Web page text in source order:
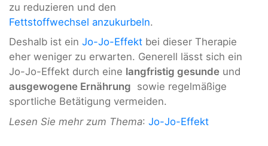
zu reduzieren und den
Fettstoffwechsel anzukurbeln.
Deshalb ist ein Jo-Jo-Effekt bei dieser Therapie
eher weniger zu erwarten. Generell lässt sich ein
Jo-Jo-Effekt durch eine langfristig gesunde und
ausgewogene Ernährung sowie regelmäßige
sportliche Betätigung vermeiden.
Lesen Sie mehr zum Thema: Jo-Jo-Effekt